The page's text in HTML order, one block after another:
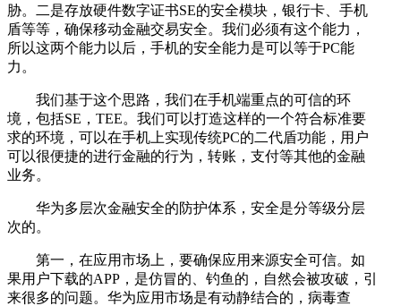
胁。二是存放硬件数字证书SE的安全模块，银行卡、手机
盾等等，确保移动金融交易安全。我们必须有这个能力，
所以这两个能力以后，手机的安全能力是可以等于PC能
力。
我们基于这个思路，我们在手机端重点的可信的环
境，包括SE，TEE。我们可以打造这样的一个符合标准要
求的环境，可以在手机上实现传统PC的二代盾功能，用户
可以很便捷的进行金融的行为，转账，支付等其他的金融
业务。
华为多层次金融安全的防护体系，安全是分等级分层
次的。
第一，在应用市场上，要确保应用来源安全可信。如
果用户下载的APP，是仿冒的、钓鱼的，自然会被攻破，引
来很多的问题。华为应用市场是有动静结合的，病毒查